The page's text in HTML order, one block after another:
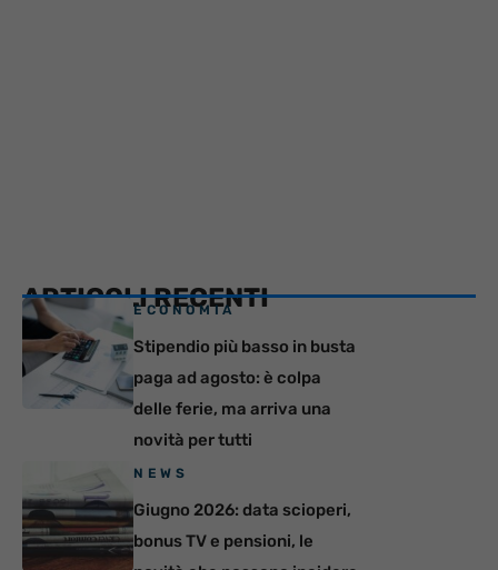
ARTICOLI RECENTI
ECONOMIA
Stipendio più basso in busta
paga ad agosto: è colpa
delle ferie, ma arriva una
novità per tutti
NEWS
Giugno 2026: data scioperi,
bonus TV e pensioni, le